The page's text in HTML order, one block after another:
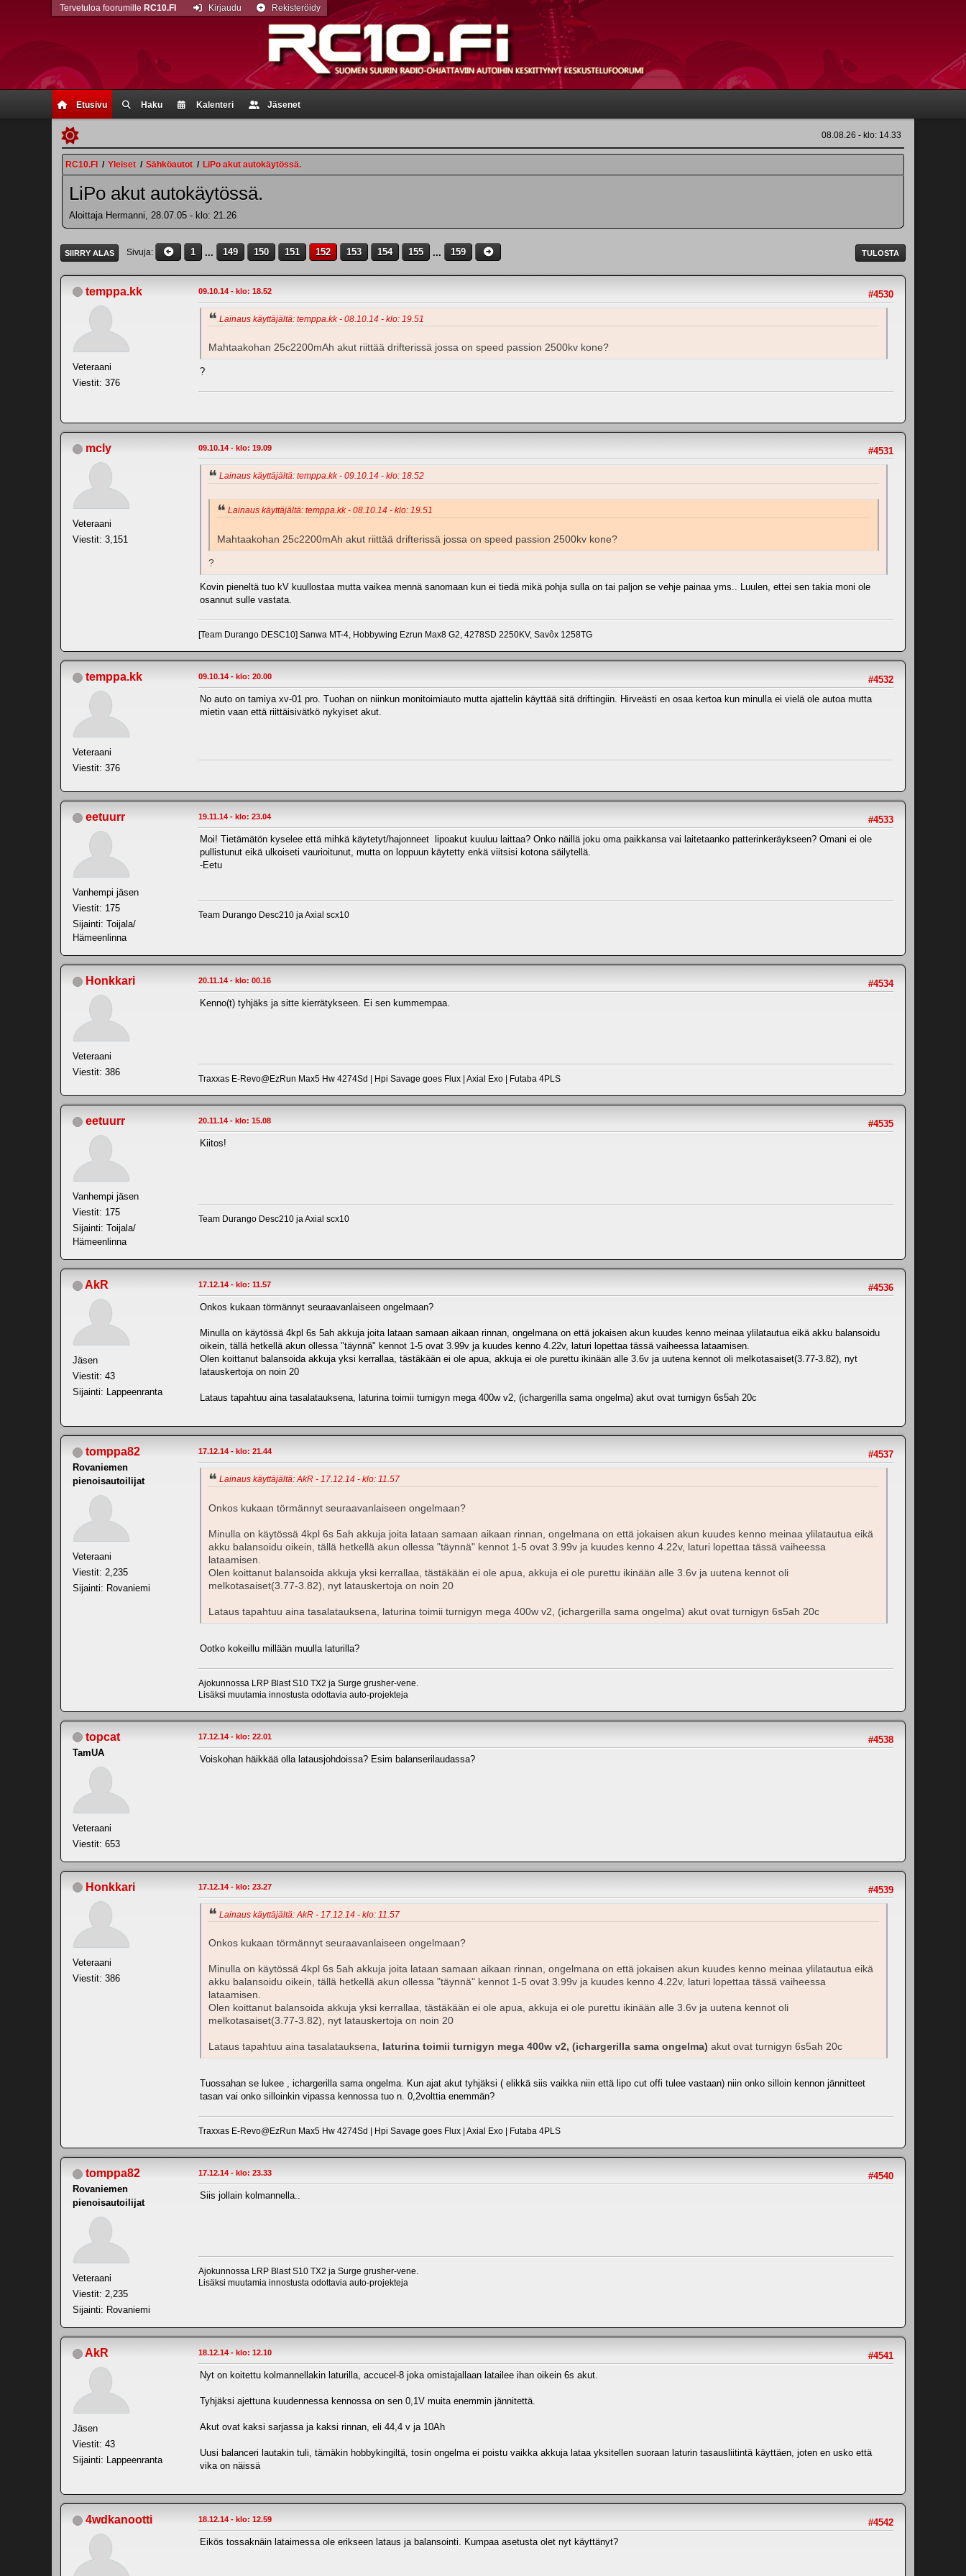
Etusivu Haku Kalenteri Jäsenet
Tervetuloa foorumille RC10.FI Kirjaudu Rekisteröidy
08.08.26 - klo: 14.33
RC10.FI / Yleiset / Sähköautot / LiPo akut autokäytössä.
LiPo akut autokäytössä.
Aloittaja Hermanni, 28.07.05 - klo: 21.26
TULOSTA
SIIRRY ALAS Sivuja 1 ... 149 150 151 152 153 154 155 ... 159
temppa.kk
Veteraani
Viestit: 376
#4530
09.10.14 - klo: 18.52
Lainaus käyttäjältä: temppa.kk - 08.10.14 - klo: 19.51
Mahtaakohan 25c2200mAh akut riittää drifterissä jossa on speed passion 2500kv kone?
?
mcly
Veteraani
Viestit: 3,151
#4531
09.10.14 - klo: 19.09
Lainaus käyttäjältä: temppa.kk - 09.10.14 - klo: 18.52
Lainaus käyttäjältä: temppa.kk - 08.10.14 - klo: 19.51
Mahtaakohan 25c2200mAh akut riittää drifterissä jossa on speed passion 2500kv kone?
?
Kovin pieneltä tuo kV kuullostaa mutta vaikea mennä sanomaan kun ei tiedä mikä pohja sulla on tai paljon se vehje painaa yms.. Luulen, ettei sen takia moni ole
osannut sulle vastata.
[Team Durango DESC10] Sanwa MT-4, Hobbywing Ezrun Max8 G2, 4278SD 2250KV, Savôx 1258TG
temppa.kk
Veteraani
Viestit: 376
#4532
09.10.14 - klo: 20.00
No auto on tamiya xv-01 pro. Tuohan on niinkun monitoimiauto mutta ajattelin käyttää sitä driftingiin. Hirveästi en osaa kertoa kun minulla ei vielä ole autoa mutta
mietin vaan että riittäisivätkö nykyiset akut.
eetuurr
Vanhempi jäsen
Viestit: 175
Sijainti: Toijala/
Hämeenlinna
#4533
19.11.14 - klo: 23.04
Moi! Tietämätön kyselee että mihkä käytetyt/hajonneet lipoakut kuuluu laittaa? Onko näillä joku oma paikkansa vai laitetaanko patterinkeräykseen? Omani ei ole
pullistunut eikä ulkoiseti vaurioitunut, mutta on loppuun käytetty enkä viitsisi kotona säilytellä.
-Eetu
Team Durango Desc210 ja Axial scx10
Honkkari
Veteraani
Viestit: 386
#4534
20.11.14 - klo: 00.16
Kenno(t) tyhjäks ja sitte kierrätykseen. Ei sen kummempaa.
Traxxas E-Revo@EzRun Max5 Hw 4274Sd | Hpi Savage goes Flux | Axial Exo | Futaba 4PLS
eetuurr
Vanhempi jäsen
Viestit: 175
Sijainti: Toijala/
Hämeenlinna
#4535
20.11.14 - klo: 15.08
Kiitos!
Team Durango Desc210 ja Axial scx10
AkR
Jäsen
Viestit: 43
Sijainti: Lappeenranta
#4536
17.12.14 - klo: 11.57
Onkos kukaan törmännyt seuraavanlaiseen ongelmaan?
Minulla on käytössä 4kpl 6s 5ah akkuja joita lataan samaan aikaan rinnan, ongelmana on että jokaisen akun kuudes kenno meinaa ylilatautua eikä akku balansoidu
oikein, tällä hetkellä akun ollessa "täynnä" kennot 1-5 ovat 3.99v ja kuudes kenno 4.22v, laturi lopettaa tässä vaiheessa lataamisen.
Olen koittanut balansoida akkuja yksi kerrallaa, tästäkään ei ole apua, akkuja ei ole purettu ikinään alle 3.6v ja uutena kennot oli melkotasaiset(3.77-3.82), nyt
latauskertoja on noin 20
Lataus tapahtuu aina tasalatauksena, laturina toimii turnigyn mega 400w v2, (ichargerilla sama ongelma) akut ovat turnigyn 6s5ah 20c
tomppa82
Rovaniemen
pienoisautoilijat
Veteraani
Viestit: 2,235
Sijainti: Rovaniemi
#4537
17.12.14 - klo: 21.44
Lainaus käyttäjältä: AkR - 17.12.14 - klo: 11.57
Onkos kukaan törmännyt seuraavanlaiseen ongelmaan?
Minulla on käytössä 4kpl 6s 5ah akkuja joita lataan samaan aikaan rinnan, ongelmana on että jokaisen akun kuudes kenno meinaa ylilatautua eikä
akku balansoidu oikein, tällä hetkellä akun ollessa "täynnä" kennot 1-5 ovat 3.99v ja kuudes kenno 4.22v, laturi lopettaa tässä vaiheessa
lataamisen.
Olen koittanut balansoida akkuja yksi kerrallaa, tästäkään ei ole apua, akkuja ei ole purettu ikinään alle 3.6v ja uutena kennot oli
melkotasaiset(3.77-3.82), nyt latauskertoja on noin 20
Lataus tapahtuu aina tasalatauksena, laturina toimii turnigyn mega 400w v2, (ichargerilla sama ongelma) akut ovat turnigyn 6s5ah 20c
Ootko kokeillu millään muulla laturilla?
Ajokunnossa LRP Blast S10 TX2 ja Surge grusher-vene.
Lisäksi muutamia innostusta odottavia auto-projekteja
topcat
TamUA
Veteraani
Viestit: 653
#4538
17.12.14 - klo: 22.01
Voiskohan häikkää olla latausjohdoissa? Esim balanserilaudassa?
Honkkari
Veteraani
Viestit: 386
#4539
17.12.14 - klo: 23.27
Lainaus käyttäjältä: AkR - 17.12.14 - klo: 11.57
Onkos kukaan törmännyt seuraavanlaiseen ongelmaan?
Minulla on käytössä 4kpl 6s 5ah akkuja joita lataan samaan aikaan rinnan, ongelmana on että jokaisen akun kuudes kenno meinaa ylilatautua eikä
akku balansoidu oikein, tällä hetkellä akun ollessa "täynnä" kennot 1-5 ovat 3.99v ja kuudes kenno 4.22v, laturi lopettaa tässä vaiheessa
lataamisen.
Olen koittanut balansoida akkuja yksi kerrallaa, tästäkään ei ole apua, akkuja ei ole purettu ikinään alle 3.6v ja uutena kennot oli
melkotasaiset(3.77-3.82), nyt latauskertoja on noin 20
Lataus tapahtuu aina tasalatauksena, laturina toimii turnigyn mega 400w v2, (ichargerilla sama ongelma) akut ovat turnigyn 6s5ah 20c
Tuossahan se lukee , ichargerilla sama ongelma. Kun ajat akut tyhjäksi ( elikkä siis vaikka niin että lipo cut offi tulee vastaan) niin onko silloin kennon jännitteet
tasan vai onko silloinkin vipassa kennossa tuo n. 0,2volttia enemmän?
Traxxas E-Revo@EzRun Max5 Hw 4274Sd | Hpi Savage goes Flux | Axial Exo | Futaba 4PLS
tomppa82
Rovaniemen
pienoisautoilijat
Veteraani
Viestit: 2,235
Sijainti: Rovaniemi
#4540
17.12.14 - klo: 23.33
Siis jollain kolmannella..
Ajokunnossa LRP Blast S10 TX2 ja Surge grusher-vene.
Lisäksi muutamia innostusta odottavia auto-projekteja
AkR
Jäsen
Viestit: 43
Sijainti: Lappeenranta
#4541
18.12.14 - klo: 12.10
Nyt on koitettu kolmannellakin laturilla, accucel-8 joka omistajallaan latailee ihan oikein 6s akut.
Tyhjäksi ajettuna kuudennessa kennossa on sen 0,1V muita enemmin jännitettä.
Akut ovat kaksi sarjassa ja kaksi rinnan, eli 44,4 v ja 10Ah
Uusi balanceri lautakin tuli, tämäkin hobbykingiltä, tosin ongelma ei poistu vaikka akkuja lataa yksitellen suoraan laturin tasausliitintä käyttäen, joten en usko että
vika on näissä
4wdkanootti #4542
18.12.14 - klo: 12.59
Eikös tossaknäin lataimessa ole erikseen lataus ja balansointi. Kumpaa asetusta olet nyt käyttänyt?